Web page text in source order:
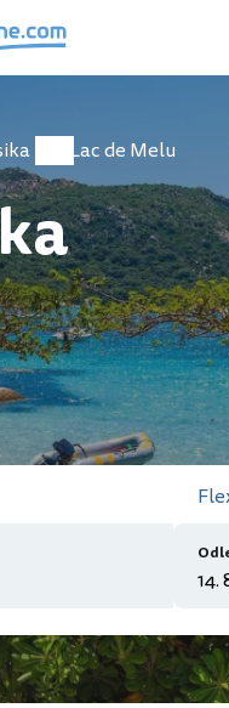
Lac de Melu